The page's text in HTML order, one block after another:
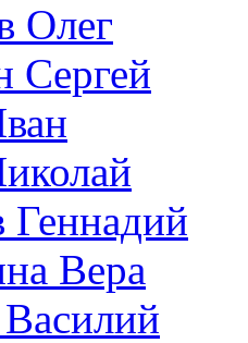
Олег
Сергей
Геннадий
Вера